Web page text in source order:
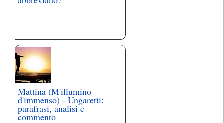
Mattina (M'illumino
d'immenso) - Ungaretti:
parafrasi, analisi e
commento